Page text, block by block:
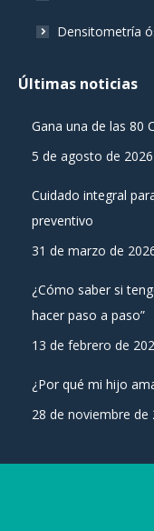
Densitometría
Últimas noticias
Gana una de las 80
5 de agosto de 2026
Cuidado integral
preventivo
31 de marzo de
¿Cómo saber si
hacer paso a paso”
13 de febrero de
¿Por qué mi hijo
28 de noviembre de